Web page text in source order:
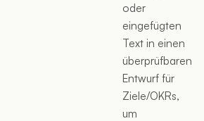
oder
eingefügten
Text in einen
überprüfbaren
Entwurf für
Ziele/OKRs,
um